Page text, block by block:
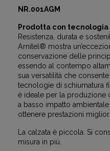
NR.001AGM
Prodotta con
Resistenza, durata e
Arnitel® mostra
conservazione delle
essendo al contempo
sua versatilità che
tecnologie di schiumatura
è ideale per la produzione
a basso impatto
ottenere prestazioni
La calzata è piccola. Si
misura in più.